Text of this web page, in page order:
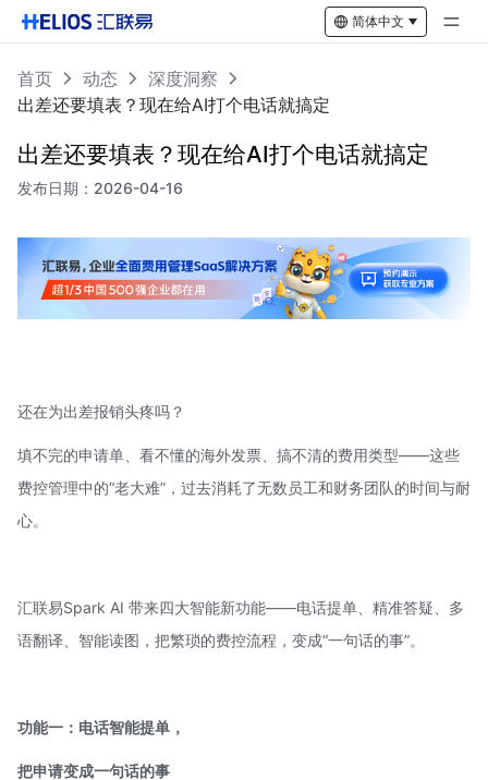
简体中文
首页 动态
深度洞察
出差还要填表？现在给AI打个电话就搞定
出差还要填表？现在给AI打个电话就搞定
发布日期： 2026-04-16
还在为出差报销头疼吗？
填不完的申请单、看不懂的海外发票、搞不清的费用类型——这些
费控管理中的“老大难”，过去消耗了无数员工和财务团队的时间与耐
心。
汇联易Spark AI 带来四大智能新功能——电话提单、精准答疑、多
语翻译、智能读图，把繁琐的费控流程 ，变成“一句话的事”。
功能一：电话智能提单，
把申请变成一句话的事